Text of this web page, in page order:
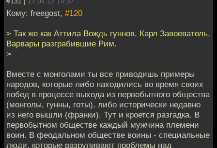
Кому: freegost, #120
> Так же как Аттила Вождь гуннов, Карл Завоеватель,
Варвары разграбившие Рим.
>
Вместе с монголами ты все приводишь примеры
народов, которые либо находились во время своих
побед в процессе выхода из первобытного общества
(монголы, гунны, готы), либо исторически недавно
из него вышли (франки). Тут и кроется разгадка. В
первобытном обществе каждый мужчина племени
воин. В феодальном обществе воины - специальные
люди, которые разруливают проблемы над